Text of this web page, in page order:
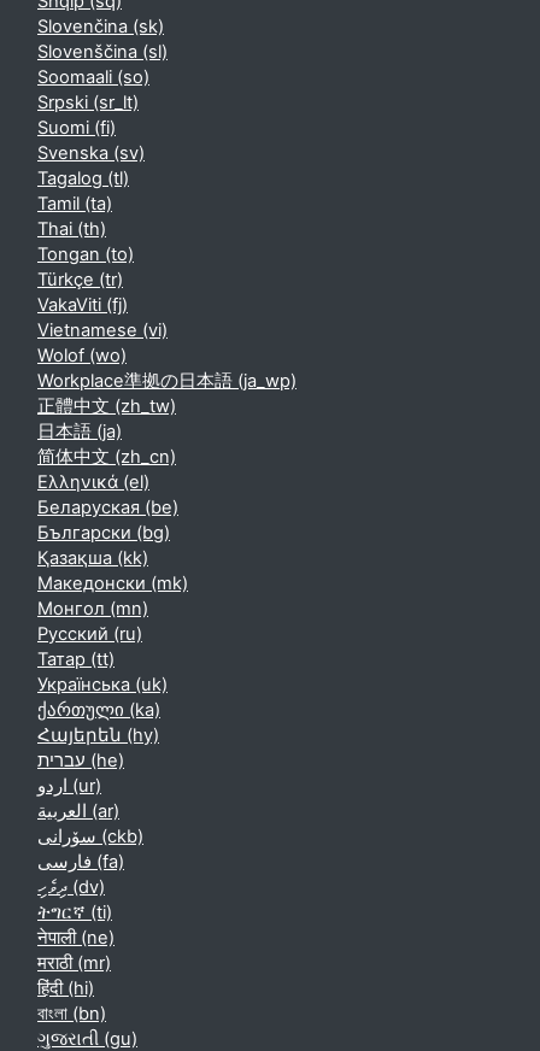
Slovenčina ‎(sk)‎
Slovenščina ‎(sl)‎
Soomaali ‎(so)‎
Srpski ‎(sr_lt)‎
Suomi ‎(fi)‎
Svenska ‎(sv)‎
Tagalog ‎(tl)‎
Tamil ‎(ta)‎
Thai ‎(th)‎
Tongan ‎(to)‎
Türkçe ‎(tr)‎
VakaViti ‎(fj)‎
Vietnamese ‎(vi)‎
Wolof ‎(wo)‎
Workplace準拠の日本語 ‎(ja_wp)‎
正體中文 ‎(zh_tw)‎
日本語 ‎(ja)‎
简体中文 ‎(zh_cn)‎
Ελληνικά ‎(el)‎
Беларуская ‎(be)‎
Български ‎(bg)‎
Қазақша ‎(kk)‎
Македонски ‎(mk)‎
Монгол ‎(mn)‎
Русский ‎(ru)‎
Татар ‎(tt)‎
Українська ‎(uk)‎
ქართული ‎(ka)‎
Հայերեն ‎(hy)‎
עברית ‎(he)‎
اردو ‎(ur)‎
العربية ‎(ar)‎
سۆرانی ‎(ckb)‎
فارسی ‎(fa)‎
ދިވެހި ‎(dv)‎
ትግርኛ ‎(ti)‎
नेपाली ‎(ne)‎
मराठी ‎(mr)‎
हिंदी ‎(hi)‎
বাংলা ‎(bn)‎
ગુજરાતી ‎(gu)‎